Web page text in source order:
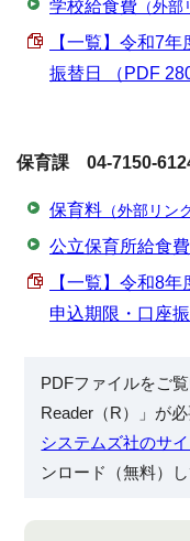
学校給食費 （外部
【一覧】令和7
振替日 （PDF
保育課 04-7150-
保育料 （外部リン
公立保育所給食費
【一覧】令和8
申込期限・口座
PDFファイルをご
Reader（R）」が
システムズ社のサ
ンロード（無料）し